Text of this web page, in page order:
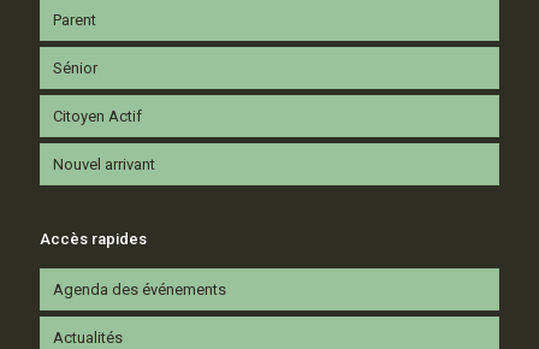
Parent
Sénior
Citoyen Actif
Nouvel arrivant
Accès rapides
Agenda des événements
Actualités